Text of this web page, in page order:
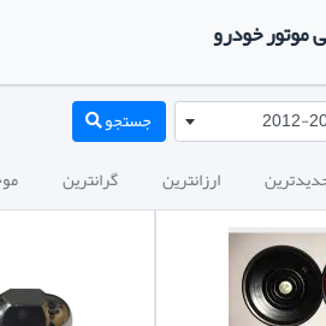
موتور خودرو
جستجو
ارزانترین گرانترین